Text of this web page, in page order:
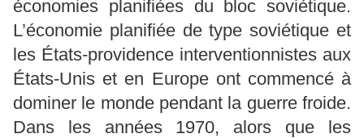
économies planifiées du bloc soviétique.
L’économie planifiée de type soviétique et
les États-providence interventionnistes aux
États-Unis et en Europe ont commencé à
dominer le monde pendant la guerre froide.
Dans les années 1970, alors que les